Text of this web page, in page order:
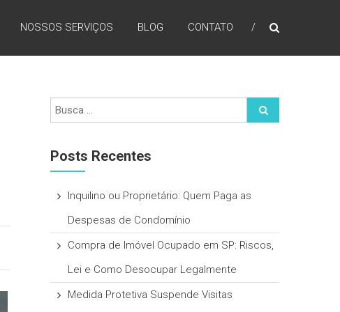
NOSSOS SERVIÇOS BLOG CONTATO
Posts Recentes
Inquilino ou Proprietário: Quem Paga as
Despesas de Condomínio
Compra de Imóvel Ocupado em SP: Riscos,
Lei e Como Desocupar Legalmente
Medida Protetiva Suspende Visitas